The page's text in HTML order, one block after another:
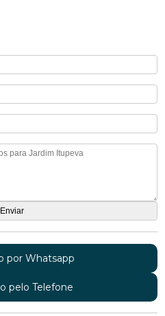
por Whatsapp
pelo Telefone